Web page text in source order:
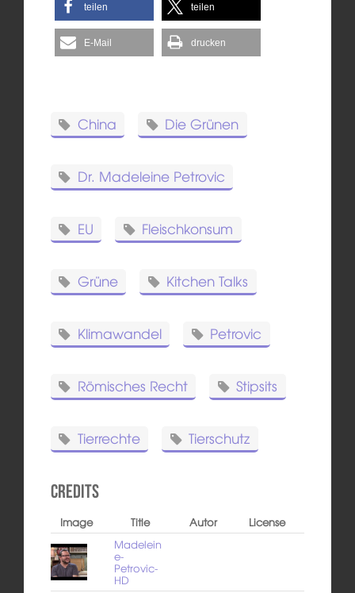
teilen teilen
E-Mail drucken
China Die Grünen
Dr. Madeleine Petrovic
EU Fleischkonsum
Grüne Kitchen Talks
Klimawandel Petrovic
Römisches Recht Stipsits
Tierrechte Tierschutz
Credits
Image Title Autor
License
Madelein
e-
Petrovic-
HD